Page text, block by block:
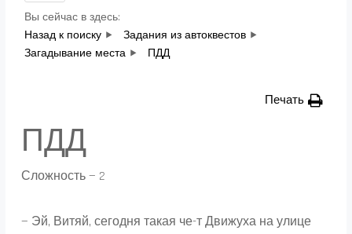
Вы сейчас в здесь:
Назад к поиску
Задания из автоквестов
Загадывание места
ПДД
Печать
ПДД
Сложность — 2
— Эй, Витяй, сегодня такая че-т Движуха на улице